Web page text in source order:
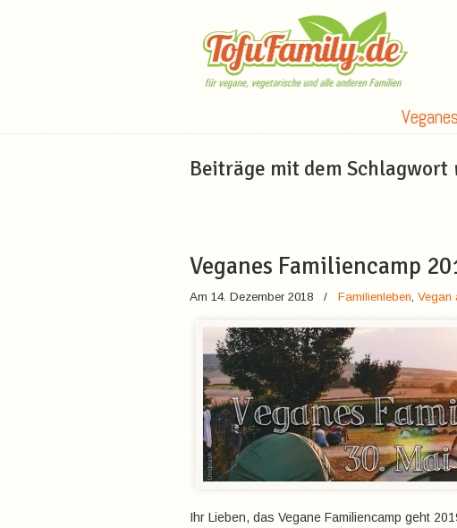
Beiträge mit dem Schlagwort
Veganes Familiencamp
Am 14. Dezember 2018 / Familienleben, Vegan
Ihr Lieben, das Vegane Familiencamp geht